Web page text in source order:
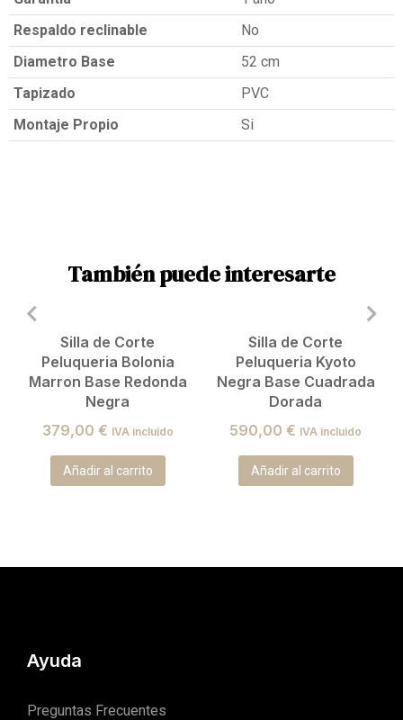
Respaldo reclinable
No
Diametro Base
52 cm
Tapizado
PVC
Montaje Propio
Si
También puede interesarte
Silla de Corte
Peluqueria Bolonia
Marron Base Redonda
Negra
379,00 € IVA incluido
Añadir al carrito
Silla de Corte
Peluqueria Kyoto
Negra Base Cuadrada
Dorada
590,00 € IVA incluido
Añadir al carrito
Ayuda
Preguntas Frecuentes